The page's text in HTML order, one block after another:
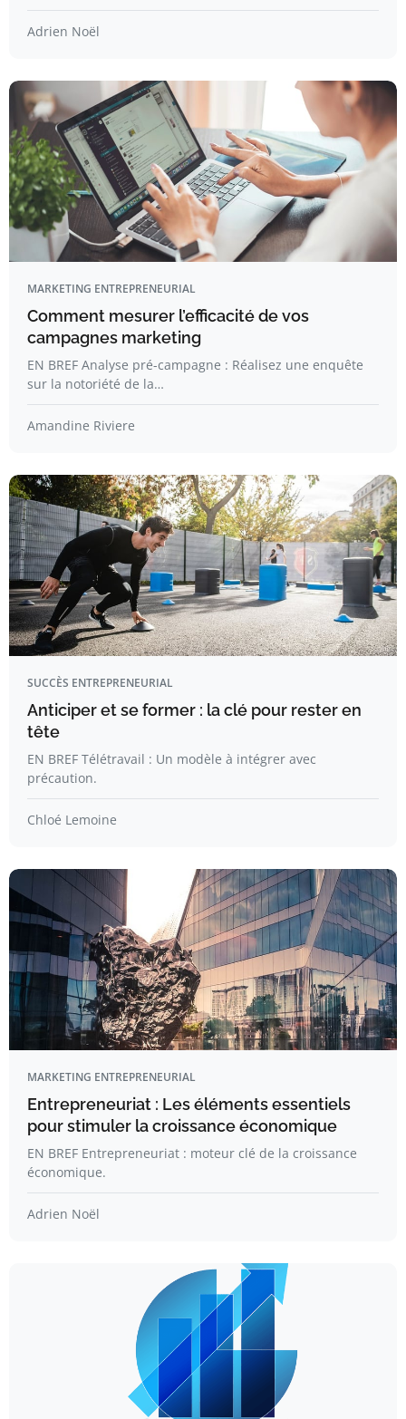
Adrien Noël
MARKETING ENTREPRENEURIAL
Comment mesurer l’efficacité de vos
campagnes marketing
EN BREF Analyse pré-campagne : Réalisez une enquête
sur la notoriété de la…
Amandine Riviere
SUCCÈS ENTREPRENEURIAL
Anticiper et se former : la clé pour rester en
tête
EN BREF Télétravail : Un modèle à intégrer avec
précaution.
Chloé Lemoine
MARKETING ENTREPRENEURIAL
Entrepreneuriat : Les éléments essentiels
pour stimuler la croissance économique
EN BREF Entrepreneuriat : moteur clé de la croissance
économique.
Adrien Noël